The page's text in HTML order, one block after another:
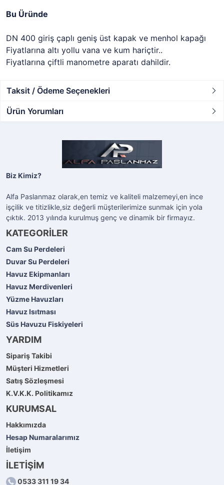
Bu Üründe
DN 400 giriş çaplı geniş üst kapak ve menhol kapağı
Fiyatlarına altı yollu vana ve kum hariçtir..
Fiyatlarına çiftli manometre aparatı dahildir.
Taksit / Ödeme Seçenekleri
Ürün Yorumları
Biz Kimiz?
Alfa Paslanmaz olarak,en temiz ve kaliteli malzemeyi,en ince
işçilik ve titizlikle,siz değerli müşterilerimize sunmak için yola
çıktık. 2013 yılında kurulmuş genç ve dinamik bir firmayız.
KATEGORİLER
Cam Su Perdeleri
Duvar Su Perdeleri
Havuz Ekipmanları
Havuz Merdivenleri
Yüzme Havuzları
Havuz Isıtması
Süs Havuzu Fiskiyeleri
YARDIM
Sipariş Takibi
Müşteri Hizmetleri
Satış Sözleşmesi
K.V.K.K. Politikamız
KURUMSAL
Hakkımızda
Hesap Numaralarımız
İletişim
İLETİŞİM
0533 311 19 34